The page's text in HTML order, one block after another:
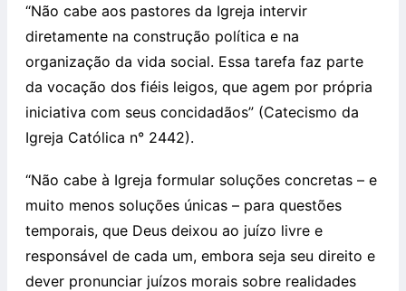
“Não cabe aos pastores da Igreja intervir
diretamente na construção política e na
organização da vida social. Essa tarefa faz parte
da vocação dos fiéis leigos, que agem por própria
iniciativa com seus concidadãos” (Catecismo da
Igreja Católica n° 2442).
“Não cabe à Igreja formular soluções concretas – e
muito menos soluções únicas – para questões
temporais, que Deus deixou ao juízo livre e
responsável de cada um, embora seja seu direito e
dever pronunciar juízos morais sobre realidades